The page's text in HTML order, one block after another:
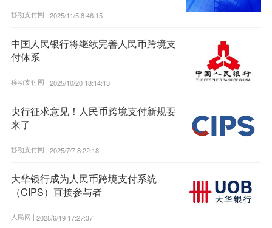
移动支付网 | 2025/11/5 8:46:15
中国人民银行将继续完善人民币跨境支
付体系
移动支付网 | 2025/10/20 18:14:13
央行征求意见！人民币跨境支付新规要
来了
移动支付网 | 2025/7/7 8:22:18
大华银行成为人民币跨境支付系统
（CIPS）直接参与者
人民网 | 2025/6/19 17:27:37